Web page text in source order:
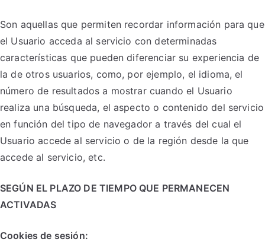
Son aquellas que permiten recordar información para que
el Usuario acceda al servicio con determinadas
características que pueden diferenciar su experiencia de
la de otros usuarios, como, por ejemplo, el idioma, el
número de resultados a mostrar cuando el Usuario
realiza una búsqueda, el aspecto o contenido del servicio
en función del tipo de navegador a través del cual el
Usuario accede al servicio o de la región desde la que
accede al servicio, etc.
SEGÚN EL PLAZO DE TIEMPO QUE PERMANECEN
ACTIVADAS
Cookies de sesión: